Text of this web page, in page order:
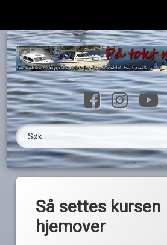
Info
Havner
Ressurser
Loggbok
Videoer
Kontakt
Facebook
Søk
Så settes kursen
hjemover